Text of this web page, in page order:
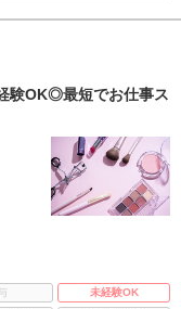
験OK◎最短でお仕事ス
未経験OK